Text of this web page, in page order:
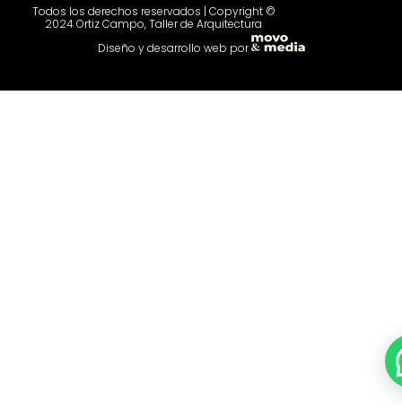
Todos los derechos reservados | Copyright ©
2024 Ortiz Campo, Taller de Arquitectura
Diseño y desarrollo web por